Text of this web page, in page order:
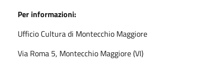
Per informazioni:
Ufficio Cultura di Montecchio Maggiore
Via Roma 5, Montecchio Maggiore (VI)